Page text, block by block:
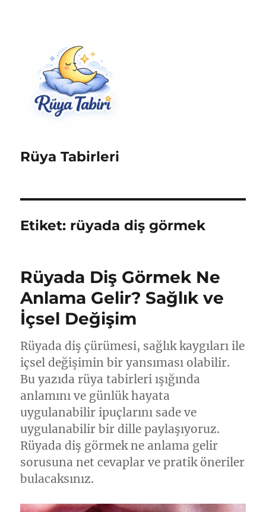
Rüya Tabirleri
Etiket: rüyada diş görmek
Rüyada Diş Görmek Ne
Anlama Gelir? Sağlık ve
İçsel Değişim
Rüyada diş çürümesi, sağlık kaygıları ile
içsel değişimin bir yansıması olabilir.
Bu yazıda rüya tabirleri ışığında
anlamını ve günlük hayata
uygulanabilir ipuçlarını sade ve
uygulanabilir bir dille paylaşıyoruz.
Rüyada diş görmek ne anlama gelir
sorusuna net cevaplar ve pratik öneriler
bulacaksınız.